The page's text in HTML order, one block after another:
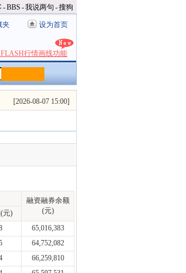
-BBS -我说两句 -搜狗
夹 设为首页
行情画线功能
[2026-08-07 15:00]
融资融券余额
(元)
元)
65,016,383
64,752,082
66,259,810